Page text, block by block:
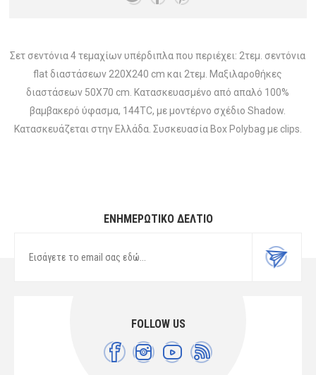
Σετ σεντόνια 4 τεμαχίων υπέρδιπλα που περιέχει: 2τεμ. σεντόνια
flat διαστάσεων 220Χ240 cm και 2τεμ. Μαξιλαροθήκες
διαστάσεων 50Χ70 cm. Κατασκευασμένο από απαλό 100%
βαμβακερό ύφασμα, 144TC, με μοντέρνο σχέδιο Shadow.
Κατασκευάζεται στην Ελλάδα. Συσκευασία Box Polybag με clips.
ΕΝΗΜΕΡΩΤΙΚΌ ΔΕΛΤΊΟ
FOLLOW US